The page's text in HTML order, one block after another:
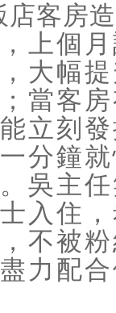
店客房
上個
大幅
當客
立刻
分鐘
吳主
入住
不被
力配